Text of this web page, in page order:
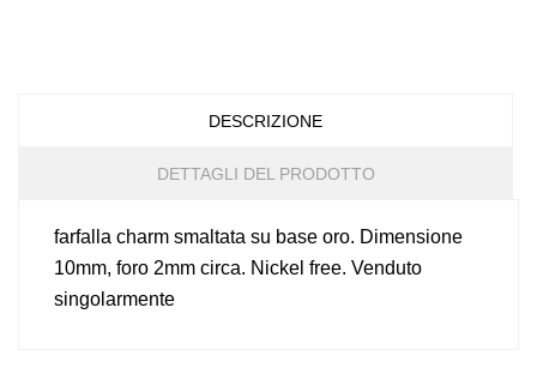
DESCRIZIONE
DETTAGLI DEL PRODOTTO
farfalla charm smaltata su base oro. Dimensione
10mm, foro 2mm circa. Nickel free. Venduto
singolarmente